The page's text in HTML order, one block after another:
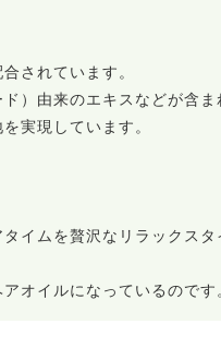
されています。
）由来のエキスなどが含ま
実現しています。
イムを贅沢なリラックスタ
オイルになっているのです